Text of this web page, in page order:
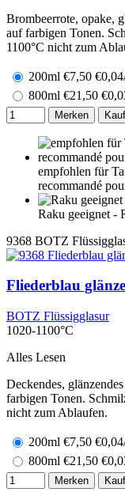
Brombeerrote, opake,
auf farbigen Tonen.
1100°C nicht zum
200ml €7,50
800ml €21,50
Merken
empfohlen für
recommandé
Raku geeignet -
9368 BOTZ
Fliederblau
BOTZ Flüssigglasur
1020-1100°C
Alles Lesen
Deckendes,
farbigen Tonen.
nicht zum Ablaufen.
200ml €7,50
800ml €21,50
Merken